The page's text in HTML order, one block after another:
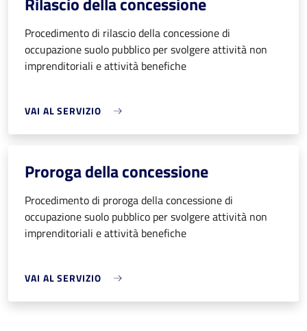
Procedimento di rilascio della concessione di
occupazione suolo pubblico per svolgere attività non
imprenditoriali e attività benefiche
VAI AL SERVIZIO
Proroga della concessione
Procedimento di proroga della concessione di
occupazione suolo pubblico per svolgere attività non
imprenditoriali e attività benefiche
VAI AL SERVIZIO